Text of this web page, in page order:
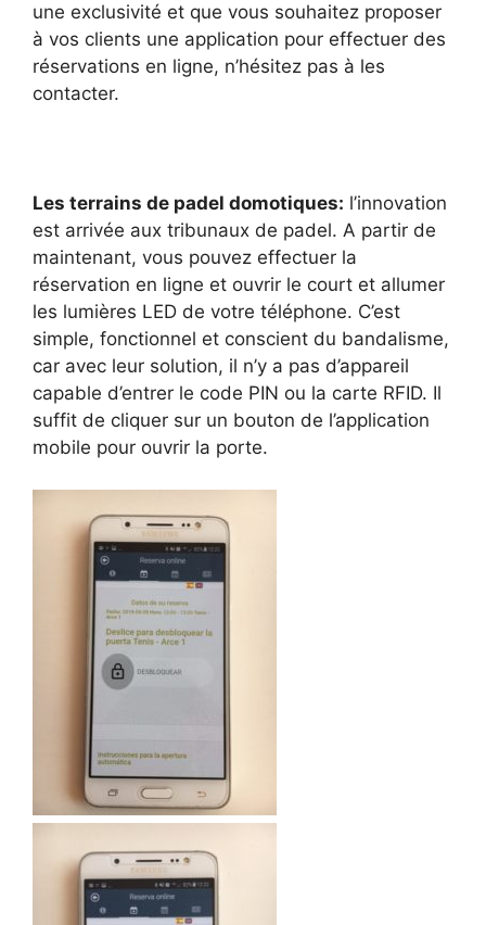
une exclusivité et que vous souhaitez proposer
à vos clients une application pour effectuer des
réservations en ligne, n’hésitez pas à les
contacter.
Les terrains de padel domotiques: l’innovation
est arrivée aux tribunaux de padel. A partir de
maintenant, vous pouvez effectuer la
réservation en ligne et ouvrir le court et allumer
les lumières LED de votre téléphone. C’est
simple, fonctionnel et conscient du bandalisme,
car avec leur solution, il n’y a pas d’appareil
capable d’entrer le code PIN ou la carte RFID. Il
suffit de cliquer sur un bouton de l’application
mobile pour ouvrir la porte.